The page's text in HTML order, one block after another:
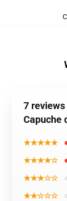
7
Capuche
★★★★★
★★★★☆
★★★☆☆
★★☆☆☆